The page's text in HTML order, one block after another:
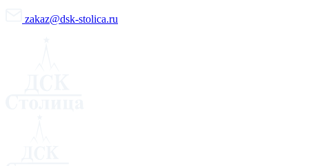
zakaz@dsk-stolica.ru